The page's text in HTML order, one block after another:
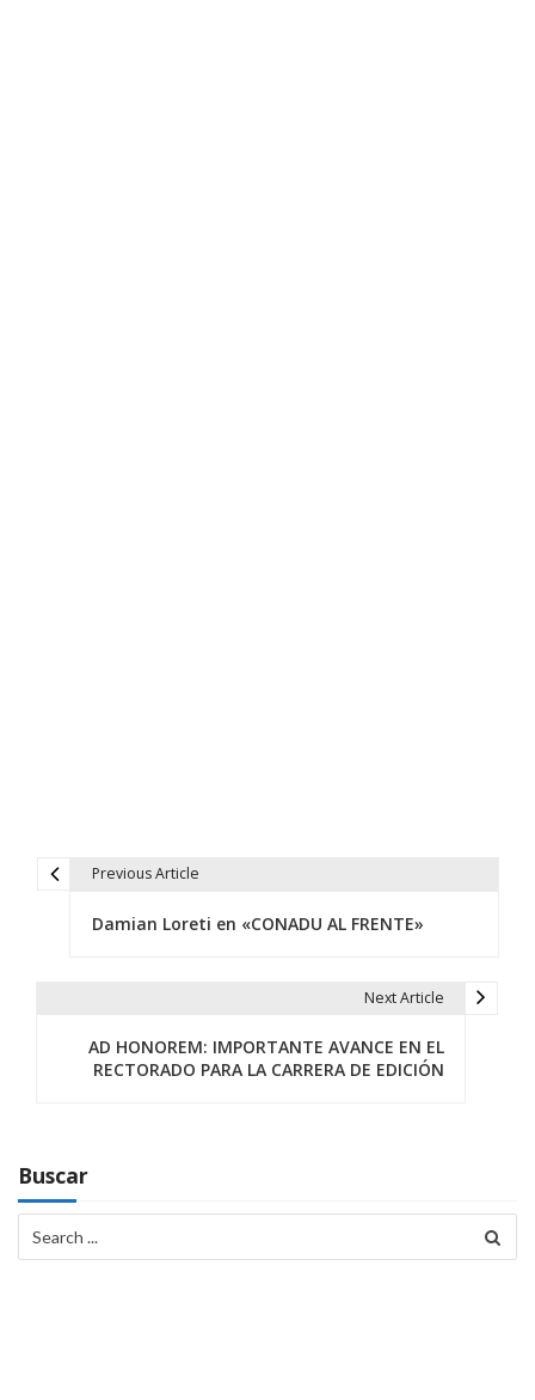
i
ó
Previous Article
Damian Loreti en «CONADU AL FRENTE»
Next Article
AD HONOREM: IMPORTANTE AVANCE EN EL
RECTORADO PARA LA CARRERA DE EDICIÓN
Buscar
for: